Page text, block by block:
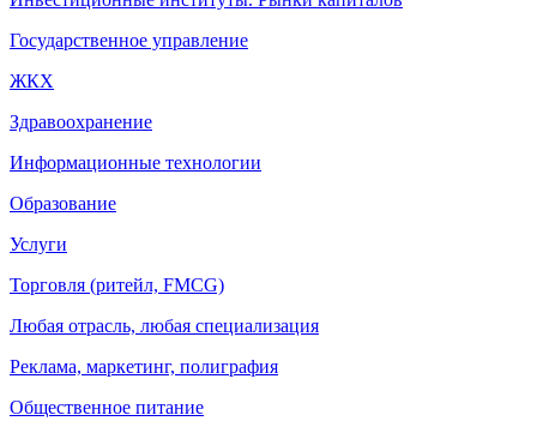
Государственное управление
ЖКХ
Здравоохранение
Информационные технологии
Образование
Услуги
Торговля (ритейл, FMCG)
Любая отрасль, любая специализация
Реклама, маркетинг, полиграфия
Общественное питание